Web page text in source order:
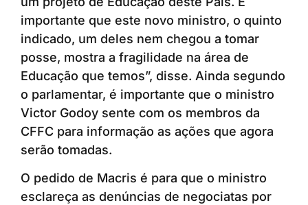
importante que este novo ministro, o quinto
indicado, um deles nem chegou a tomar
posse, mostra a fragilidade na área de
Educação que temos”, disse. Ainda segundo
o parlamentar, é importante que o ministro
Victor Godoy sente com os membros da
CFFC para informação as ações que agora
serão tomadas.
O pedido de Macris é para que o ministro
esclareça as denúncias de negociatas por